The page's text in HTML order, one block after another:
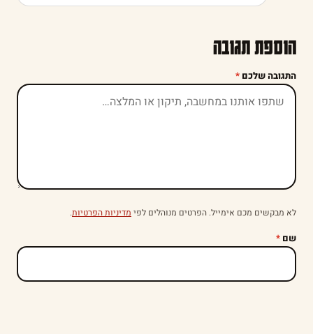
הוספת תגובה
התגובה שלכם *
לא מבקשים מכם אימייל. הפרטים מנוהלים לפי מדיניות הפרטיות.
שם *